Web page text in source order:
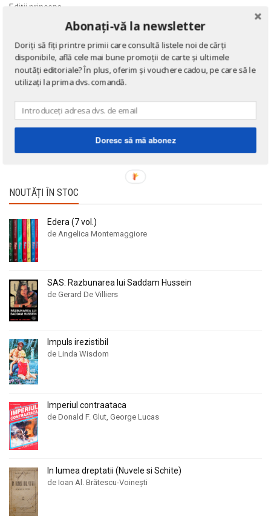
Ediții princeps
Benzi desenate
Cărți poștale și ilustrate
Cărți în limba engleză
Cărți în limba franceză
Cărți în limba germană
NOUTĂȚI ÎN STOC
Edera (7 vol.)
de Angelica Montemaggiore
SAS: Razbunarea lui Saddam Hussein
de Gerard De Villiers
Impuls irezistibil
de Linda Wisdom
Imperiul contraataca
de Donald F. Glut, George Lucas
In lumea dreptatii (Nuvele si Schite)
de Ioan Al. Brătescu-Voinești
Abonați-vă la newsletter
Doriți să fiți printre primii care consultă listele noi de cărți
disponibile, află cele mai bune promoții de carte și ultimele
noutăți editoriale? În plus, oferim și vouchere cadou, pe care să le
utilizați la prima dvs. comandă.
Doresc să mă abonez